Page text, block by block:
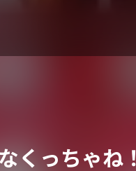
くっちゃね！